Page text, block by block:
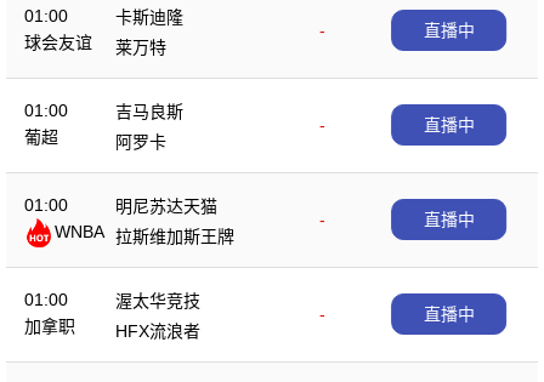
01:00
球会友谊
卡斯迪隆
-
莱万特
直播中
01:00
葡超
吉马良斯
-
阿罗卡
直播中
01:00
WNBA
明尼苏达天猫
-
拉斯维加斯王牌
直播中
01:00
加拿职
渥太华竞技
-
HFX流浪者
直播中